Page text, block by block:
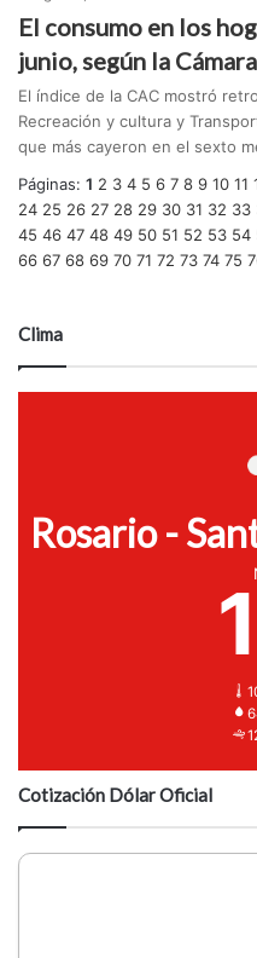
El consumo en los
junio, según la
El índice de la CAC mostró
Recreación y cultura y
que más cayeron en el sexto
Páginas: 1 2 3 4 5 6 7 8 9 10 11
24 25 26 27 28 29 30 31 32 33
45 46 47 48 49 50 51 52 53 54
66 67 68 69 70 71 72 73 74 75
Clima
Rosario -
Cotización Dólar Oficial